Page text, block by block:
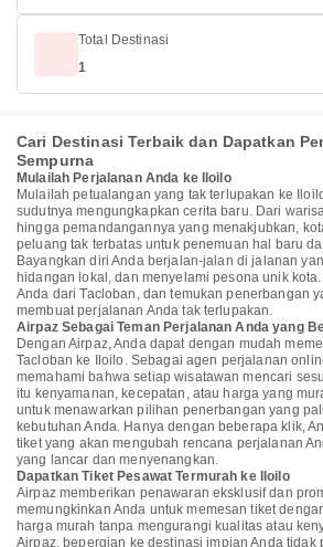
Total Destinasi
1
Cari Destinasi Terbaik dan Dapatkan
Sempurna
Mulailah Perjalanan Anda ke Iloilo
Mulailah petualangan yang tak terlupakan ke
sudutnya mengungkapkan cerita baru. Dari
hingga pemandangannya yang menakjubkan,
peluang tak terbatas untuk penemuan hal baru
Bayangkan diri Anda berjalan-jalan di jalanan
hidangan lokal, dan menyelami pesona unik
Anda dari Tacloban, dan temukan penerbangan
membuat perjalanan Anda tak terlupakan.
Airpaz Sebagai Teman Perjalanan Anda yang
Dengan Airpaz, Anda dapat dengan mudah
Tacloban ke Iloilo. Sebagai agen perjalanan
memahami bahwa setiap wisatawan mencari
itu kenyamanan, kecepatan, atau harga yang
untuk menawarkan pilihan penerbangan yang
kebutuhan Anda. Hanya dengan beberapa klik,
tiket yang akan mengubah rencana perjalanan
yang lancar dan menyenangkan.
Dapatkan Tiket Pesawat Termurah ke Iloilo
Airpaz memberikan penawaran eksklusif dan
memungkinkan Anda untuk memesan tiket
harga murah tanpa mengurangi kualitas atau
Airpaz, bepergian ke destinasi impian Anda tidak